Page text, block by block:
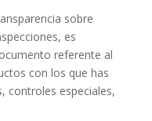
sobre
es
referente al
con los que has
controles especiales,